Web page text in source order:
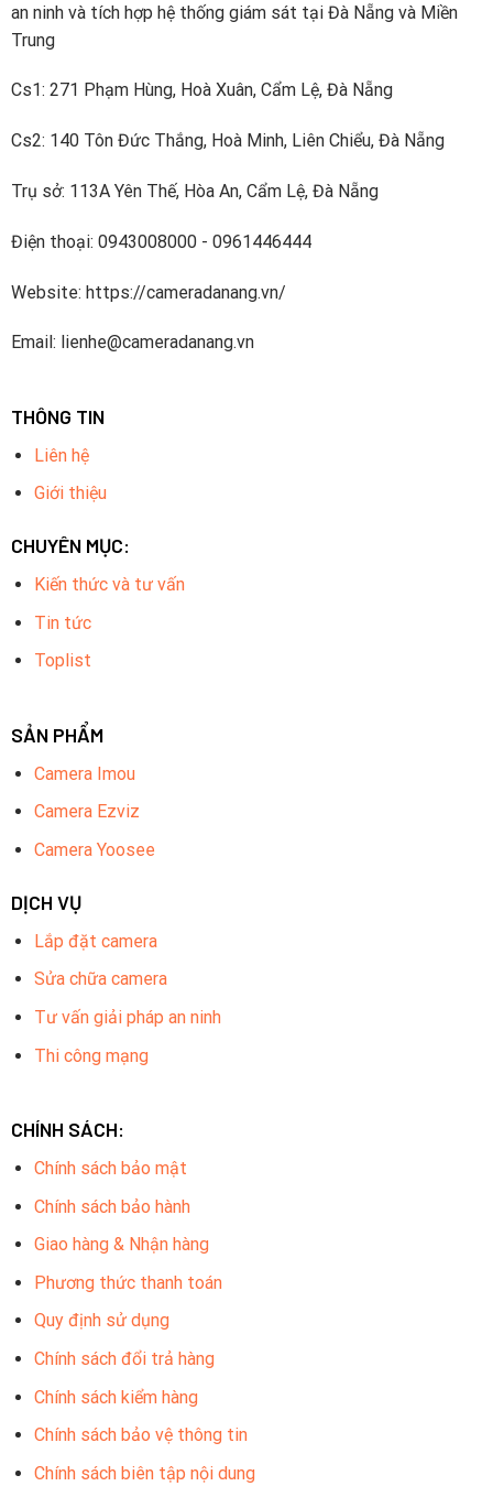
an ninh và tích hợp hệ thống giám sát tại Đà Nẵng và Miền
Trung
Cs1: 271 Phạm Hùng, Hoà Xuân, Cẩm Lệ, Đà Nẵng
Cs2: 140 Tôn Đức Thắng, Hoà Minh, Liên Chiểu, Đà Nẵng
Trụ sở: 113A Yên Thế, Hòa An, Cẩm Lệ, Đà Nẵng
Điện thoại: 0943008000 - 0961446444
Website: https://cameradanang.vn/
Email: lienhe@cameradanang.vn
THÔNG TIN
Liên hệ
Giới thiệu
CHUYÊN MỤC:
Kiến thức và tư vấn
Tin tức
Toplist
SẢN PHẨM
Camera Imou
Camera Ezviz
Camera Yoosee
DỊCH VỤ
Lắp đặt camera
Sửa chữa camera
Tư vấn giải pháp an ninh
Thi công mạng
CHÍNH SÁCH:
Chính sách bảo mật
Chính sách bảo hành
Giao hàng & Nhận hàng
Phương thức thanh toán
Quy định sử dụng
Chính sách đổi trả hàng
Chính sách kiểm hàng
Chính sách bảo vệ thông tin
Chính sách biên tập nội dung